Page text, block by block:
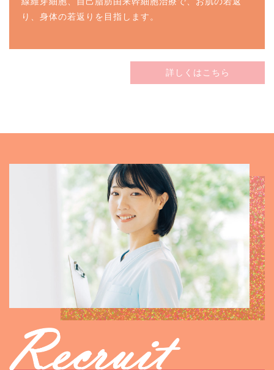
り、身体の若返りを目指します。
詳しくはこちら